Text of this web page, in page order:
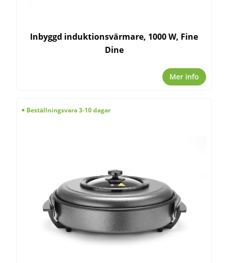
Inbyggd induktionsvärmare, 1000 W, Fine
Dine
Mer info
Beställningsvara 3-10 dagar